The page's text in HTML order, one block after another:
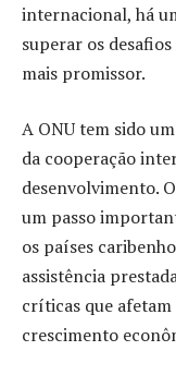
internacional, há
superar os
mais promissor.
A ONU tem sido
da cooperação
desenvolvimento.
um passo
os países
assistência
críticas que
crescimento